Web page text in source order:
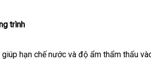
trình
hạn chế nước và độ ẩm thẩm thấu